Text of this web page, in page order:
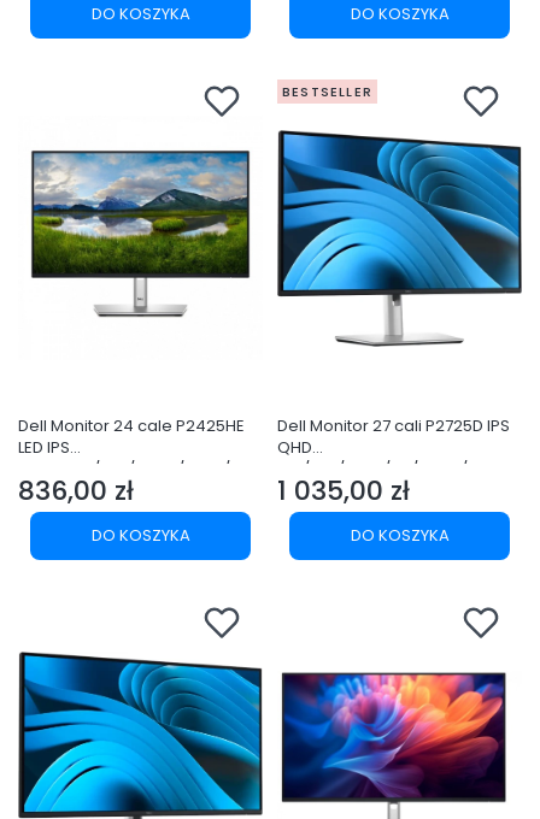
DO KOSZYKA DO KOSZYKA
Dell Monitor 24 cale P2425HE
LED IPS
1920x1080/16:9/USBC/RJ45/HD
MI/DP/USB/3Y
Cena
836,00 zł
DO KOSZYKA
BESTSELLER
Dell Monitor 27 cali P2725D IPS
QHD
LED/16:9/HDMI/DP/USBC/3Y
Cena
1 035,00 zł
DO KOSZYKA